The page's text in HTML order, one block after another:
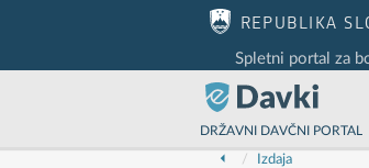
Nadaljuj na vsebino zaprtega portala
REPUBLIKA
Spletni portal za
DRŽAVNI DAVČNI PORTAL
Izdaja